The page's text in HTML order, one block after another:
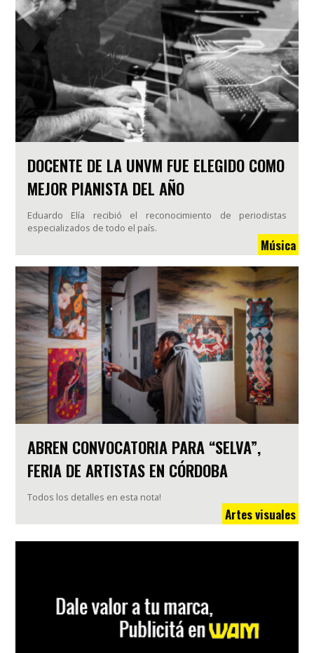
DOCENTE DE LA UNVM FUE ELEGIDO COMO
MEJOR PIANISTA DEL AÑO
Eduardo Elía recibió el reconocimiento de periodistas
especializados de todo el país.
Música
ABREN CONVOCATORIA PARA “SELVA”,
FERIA DE ARTISTAS EN CÓRDOBA
Todos los detalles en esta nota!
Artes visuales